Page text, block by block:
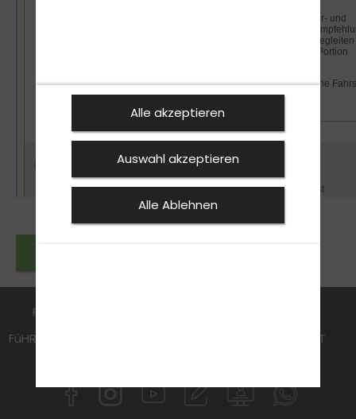
FAHRSCHULE
FüHRERSCHEIN
KONTAKT
Alle akzeptieren
Auswahl akzeptieren
Alle Ablehnen